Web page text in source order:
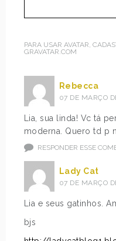
PARA USAR AVATAR,
GRAVATAR.COM
Rebecca
07 DE MARÇO
Lia, sua linda! Vc tá
moderna. Quero td p
RESPONDER ESSE
Lady Cat
07 DE MARÇO
Lia e seus gatinhos.
bjs